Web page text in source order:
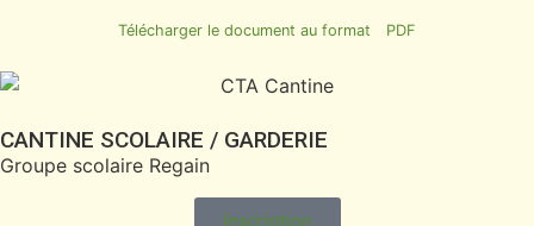
Télécharger le document au format PDF
CANTINE SCOLAIRE / GARDERIE
Groupe scolaire Regain
Inscription